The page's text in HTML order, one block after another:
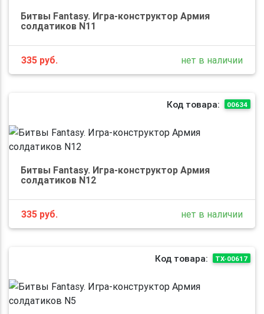
Битвы Fantasy. Игра-конструктор Армия
солдатиков N11
335 руб. нет в наличии
Код товара: 00634
Битвы Fantasy. Игра-конструктор Армия
солдатиков N12
335 руб. нет в наличии
Код товара: TX-00617